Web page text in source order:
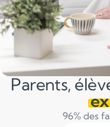
Parents,
96% des